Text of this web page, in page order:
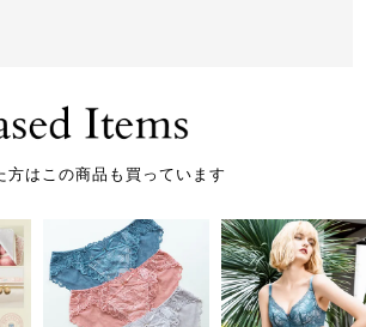
方はこの商品も買っています